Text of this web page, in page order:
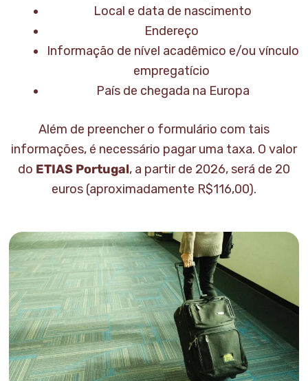
Local e data de nascimento
Endereço
Informação de nível acadêmico e/ou vínculo
empregatício
País de chegada na Europa
Além de preencher o formulário com tais
informações, é necessário pagar uma taxa. O valor
do ETIAS Portugal, a partir de 2026, será de 20
euros (aproximadamente R$116,00).